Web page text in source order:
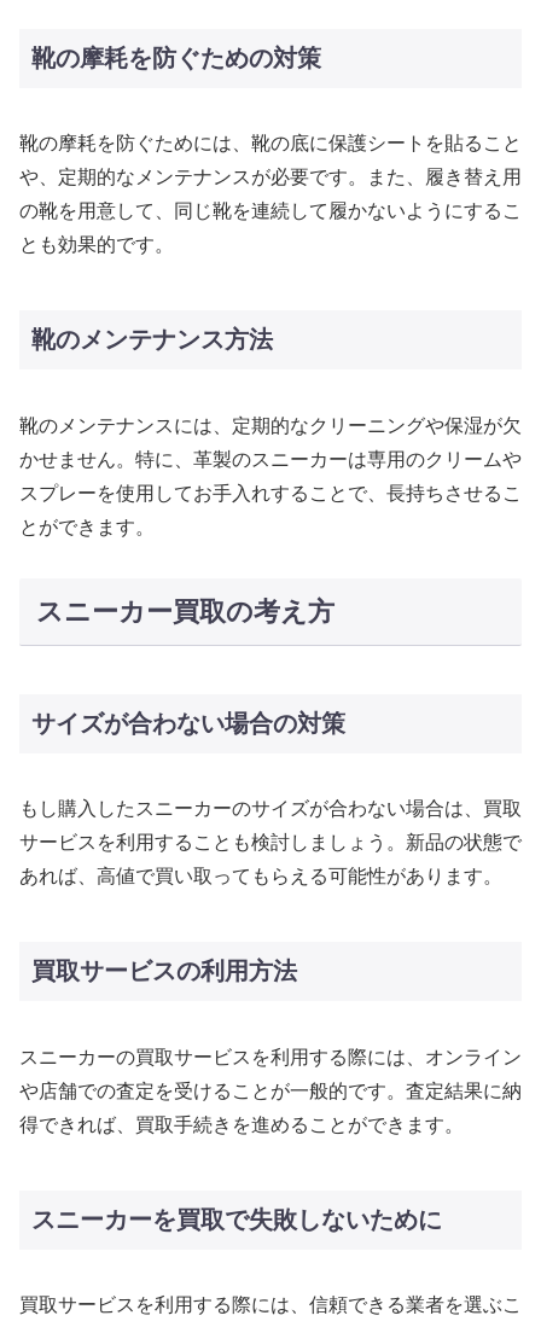
靴の摩耗を防ぐための対策
靴の摩耗を防ぐためには、靴の底に保護シートを貼ること
や、定期的なメンテナンスが必要です。また、履き替え用
の靴を用意して、同じ靴を連続して履かないようにするこ
とも効果的です。
靴のメンテナンス方法
靴のメンテナンスには、定期的なクリーニングや保湿が欠
かせません。特に、革製のスニーカーは専用のクリームや
スプレーを使用してお手入れすることで、長持ちさせるこ
とができます。
スニーカー買取の考え方
サイズが合わない場合の対策
もし購入したスニーカーのサイズが合わない場合は、買取
サービスを利用することも検討しましょう。新品の状態で
あれば、高値で買い取ってもらえる可能性があります。
買取サービスの利用方法
スニーカーの買取サービスを利用する際には、オンライン
や店舗での査定を受けることが一般的です。査定結果に納
得できれば、買取手続きを進めることができます。
スニーカーを買取で失敗しないために
買取サービスを利用する際には、信頼できる業者を選ぶこ